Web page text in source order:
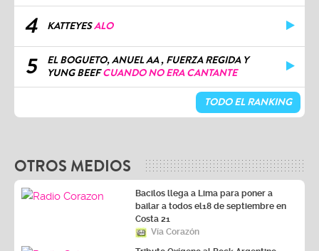
4 KATTEYESALO
5
EL BOGUETO, ANUEL AA , FUERZA REGIDA Y
YUNG BEEFCUANDO NO ERA CANTANTE
TODO EL RANKING
OTROS MEDIOS
Bacilos llega a Lima para poner a
bailar a todos el18 de septiembre en
Costa 21
Vía Corazón